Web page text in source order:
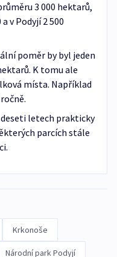
3 000 hektarů,
v Podyjí 2 500
poměr by byl jeden
K tomu ale
místa. Například
letech prakticky
parcích stále
Krkonoše
Národní park Podyjí